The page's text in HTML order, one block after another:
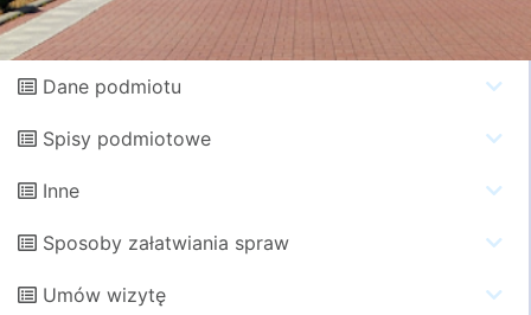
Dane podmiotu
Spisy podmiotowe
Inne
Sposoby załatwiania spraw
Umów wizytę